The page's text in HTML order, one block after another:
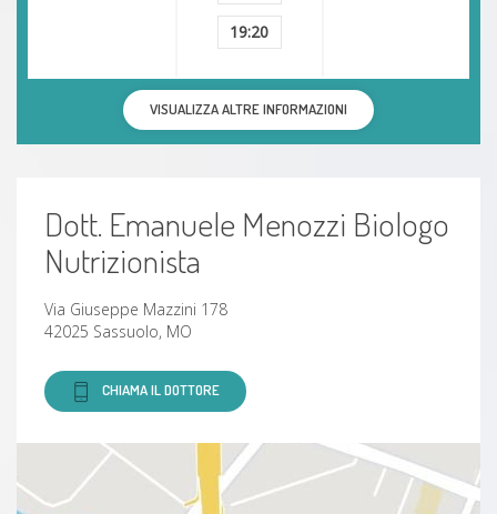
19:20
VISUALIZZA ALTRE INFORMAZIONI
Dott. Emanuele Menozzi Biologo
Nutrizionista
Via Giuseppe Mazzini 178
42025 Sassuolo, MO
CHIAMA IL DOTTORE